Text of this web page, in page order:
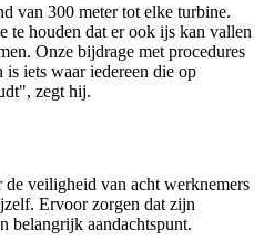
van 300 meter tot elke turbine.
te houden dat er ook ijs kan vallen
Onze bijdrage met procedures
iets waar iedereen die op
zegt hij.
veiligheid van acht werknemers
Ervoor zorgen dat zijn
belangrijk aandachtspunt.